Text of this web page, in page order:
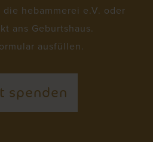
hebammerei e.V. oder
ans Geburtshaus.
ausfüllen.
spenden